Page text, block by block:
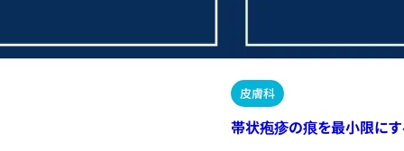
皮膚科
帯状疱疹の痕を最小限にす